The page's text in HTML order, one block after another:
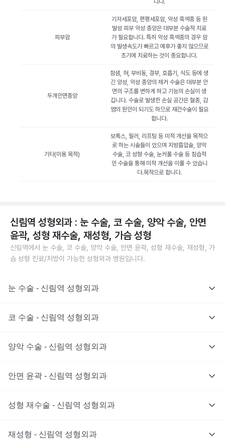
니다.
피부암
기저세포암, 편평세포암, 악성 흑색종 등 원
발성 피부 악성 종양은 대부분 수술적 치료
가 필요합니다. 특히 악성 흑색종의 경우 암
의 발생속도가 빠르고 예후가 좋지 않으므로
초기에 치료하는 것이 중요합니다.
두개안면종양
침샘, 혀, 부비동, 경부, 호흡기, 식도 등에 생
긴 양성, 악성 종양의 제거 수술은 대부분 안
면의 구조를 변하게 하고 기능의 손실이 생
깁니다. 수술로 발생한 손실 공간은 혈종, 감
염의 원인이 되기도 하므로 재건수술이 필요
합니다.
기타(미용 목적)
보톡스, 필러, 리프팅 등 미적 개선을 목적으
로 하는 시술들이 있으며 지방흡입술, 양악
수술, 코 성형 수술, 눈커풀 수술 등 침습적
인 수술을 통해 미적 개선을 이룰 수 있습니
다.목적으로 합니다.
신림역 성형외과 : 눈 수술, 코 수술, 양악 수술, 안면
윤곽, 성형 재수술, 재성형, 가슴 성형
신림역에서 눈 수술, 코 수술, 양악 수술, 안면 윤곽, 성형 재수술, 재성형, 가
슴 성형 진료/처방이 가능한 성형외과 병원입니다.
눈 수술 - 신림역 성형외과
코 수술 - 신림역 성형외과
양악 수술 - 신림역 성형외과
안면 윤곽 - 신림역 성형외과
성형 재수술 - 신림역 성형외과
재성형 - 신림역 성형외과